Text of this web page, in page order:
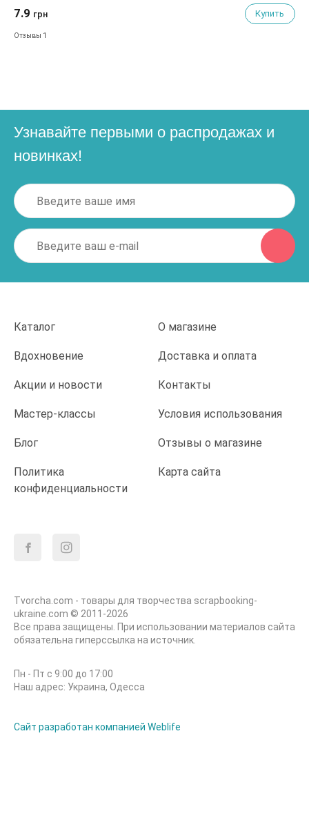
7.9 грн Купить
Отзывы 1
Узнавайте первыми о распродажах и
новинках!
Каталог О магазине
Вдохновение Доставка и оплата
Акции и новости Контакты
Мастер-классы Условия использования
Блог Отзывы о магазине
Политика
конфиденциальности
Карта сайта
Tvorcha.com - товары для творчества scrapbooking-
ukraine.com © 2011-2026
Все права защищены. При использовании материалов сайта
обязательна гиперссылка на источник.
Пн - Пт с 9:00 до 17:00
Наш адрес: Украина, Одесса
Сайт разработан компанией Weblife